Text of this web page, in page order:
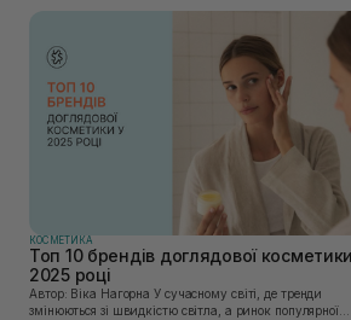
КОСМЕТИКА
Топ 10 брендів доглядової
2025 році
Автор: Віка Нагорна У сучасному світі, де тренди
змінюються зі швидкістю світла, а ринок популярної